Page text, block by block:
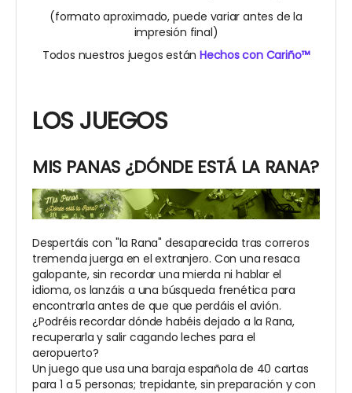
(formato aproximado, puede variar antes de la
impresión final)
Todos nuestros juegos están Hechos con Cariño™
LOS JUEGOS
MIS PANAS ¿DÓNDE ESTÁ LA RANA?
Despertáis con "la Rana" desaparecida tras correros
tremenda juerga en el extranjero. Con una resaca
galopante, sin recordar una mierda ni hablar el
idioma, os lanzáis a una búsqueda frenética para
encontrarla antes de que que perdáis el avión.
¿Podréis recordar dónde habéis dejado a la Rana,
recuperarla y salir cagando leches para el
aeropuerto?
Un juego que usa una baraja española de 40 cartas
para 1 a 5 personas; trepidante, sin preparación y con